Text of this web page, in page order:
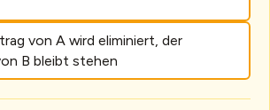
von A wird eliminiert, der
B bleibt stehen